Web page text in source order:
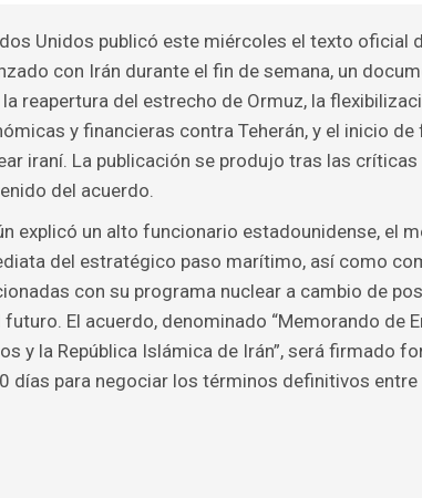
Unidos publicó este miércoles el texto oficial
con Irán durante el fin de semana, un
la reapertura del estrecho de Ormuz, la
y financieras contra Teherán, y el inicio
iraní. La publicación se produjo tras las
del acuerdo.
explicó un alto funcionario estadounidense, el
del estratégico paso marítimo, así como
con su programa nuclear a cambio de
futuro. El acuerdo, denominado “Memorando de
y la República Islámica de Irán”, será firmado
días para negociar los términos definitivos entre